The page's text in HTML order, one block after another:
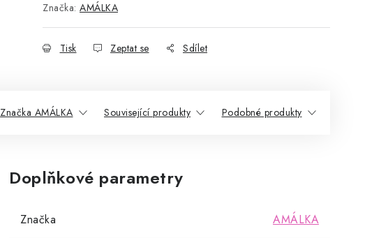
Značka: AMÁLKA
Tisk Zeptat se Sdílet
Značka AMÁLKA Související produkty Podobné produkty
Doplňkové parametry
Značka AMÁLKA